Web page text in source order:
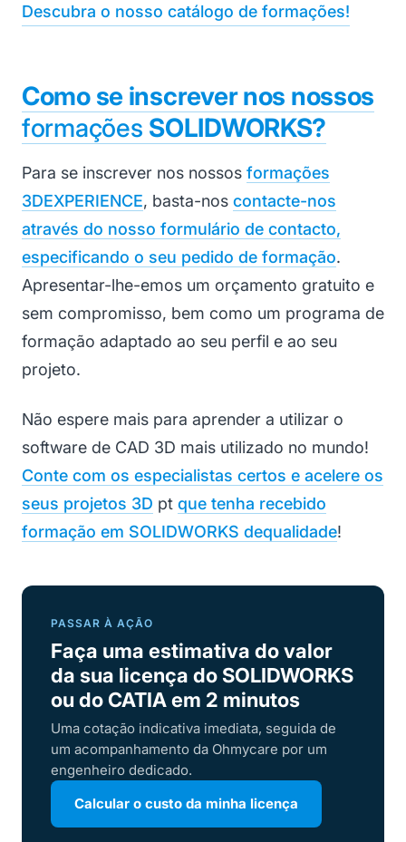
Descubra o nosso catálogo de formações!
Como se inscrever nos nossos
formações SOLIDWORKS?
Para se inscrever nos nossos formações
3DEXPERIENCE, basta-nos contacte-nos
através do nosso formulário de contacto,
especificando o seu pedido de formação.
Apresentar-lhe-emos um orçamento gratuito e
sem compromisso, bem como um programa de
formação adaptado ao seu perfil e ao seu
projeto.
Não espere mais para aprender a utilizar o
software de CAD 3D mais utilizado no mundo!
Conte com os especialistas certos e acelere os
seus projetos 3D pt que tenha recebido
formação em SOLIDWORKS dequalidade!
PASSAR À AÇÃO
Faça uma estimativa do valor
da sua licença do SOLIDWORKS
ou do CATIA em 2 minutos
Uma cotação indicativa imediata, seguida de
um acompanhamento da Ohmycare por um
engenheiro dedicado.
Calcular o custo da minha licença